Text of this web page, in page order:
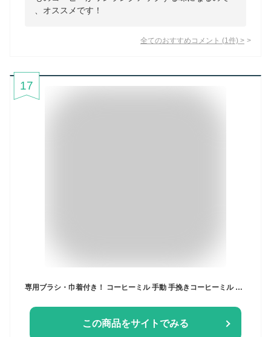
、オススメです！
全てのおすすめコメント (1 件) >
17
専用ブラシ・巾着付き！ コーヒーミル 手動 手挽きコーヒーミル 木目調 ウッド調 豆挽き 手引きミル 木目 おしゃれ コーヒー豆挽き コーヒー豆 挽く機械 小型 グラインダー スリム coffee mill ミル ティー用品 コーヒー用品 キャンプ キャンプ用品
この商品をサイトでみる